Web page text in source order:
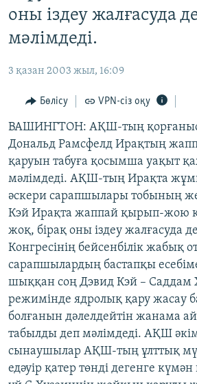
Navigation
to
АДАМ ҚҰҚЫҚТАРЫ
ӘЛЕУМЕТ
Русский
ЖАЗЫЛЫҢЫЗ
Басқа тілдерде
оны іздеу жалғасуда
мәлімдеді.
3 қазан 2003 жыл, 16:09
Бөлісу VPN-сіз оқу
ВАШИНГТОН: АҚШ-тың қорғаныс
Дональд Рамсфелд Ирақтың
қаруын табуға қосымша уақыт
мәлімдеді. АҚШ-тың Ирақта
әскери сарапшылары тобының
Кэй Ирақта жаппай қырып-жою
жоқ, бірақ оны іздеу жалғасуда
Конгресінің бейсенбілік жабық
сарапшылардың бастапқы
шыққан соң Дэвид Кэй – Саддам
режимінде ядролық қару жасау
болғанын дәлелдейтін жанама
табылды деп мәлімдеді. АҚШ
сынаушылар АҚШ-тың ұлттық
едәуір қатер төнді дегенге